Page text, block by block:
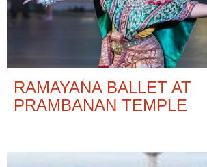
RAMAYANA BALLET AT
PRAMBANAN TEMPLE